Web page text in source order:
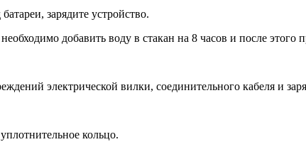
зарядите устройство.
добавить воду в стакан на 8 часов и после этого
электрической вилки, соединительного кабеля и
кольцо.